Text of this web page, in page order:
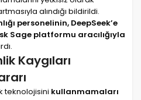
alındığı bildirildi.
personelinin, DeepSeek’e
Sage platformu aracılığıyla
Kaygıları
teknolojisini kullanmamaları